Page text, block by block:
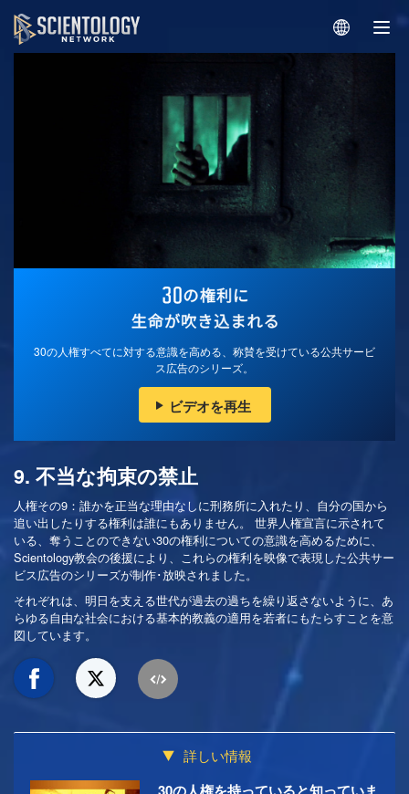
30の人権すべてに対する意識を高める、称賛を受けている公共サービ
ス広告のシリーズ。
ビデオを再生
9. 不当な拘束の禁止
人権その9：誰かを正当な理由なしに刑務所に入れたり、自分の国から
追い出したりする権利は誰にもありません。 世界人権宣言に示されて
いる、奪うことのできない30の権利についての意識を高めるために、
Scientology教会の後援により、これらの権利を映像で表現した公共サー
ビス広告のシリーズが制作･放映されました。
それぞれは、明日を支える世代が過去の過ちを繰り返さないように、あ
らゆる自由な社会における基本的教義の適用を若者にもたらすことを意
図しています。
詳しい情報